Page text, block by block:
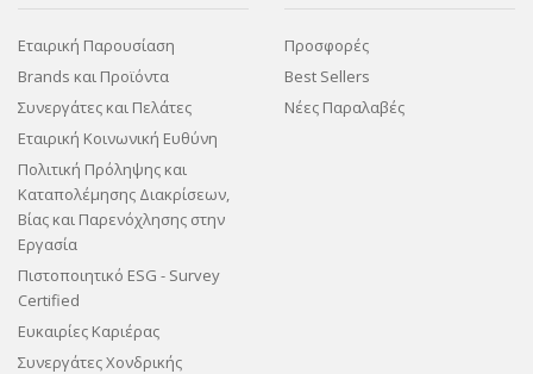
Εταιρική Παρουσίαση
Brands και Προϊόντα
Συνεργάτες και Πελάτες
Εταιρική Κοινωνική Ευθύνη
Πολιτική Πρόληψης και
Καταπολέμησης Διακρίσεων,
Βίας και Παρενόχλησης στην
Εργασία
Πιστοποιητικό ESG - Survey
Certified
Ευκαιρίες Καριέρας
Συνεργάτες Χονδρικής
Προσφορές
Best Sellers
Νέες Παραλαβές